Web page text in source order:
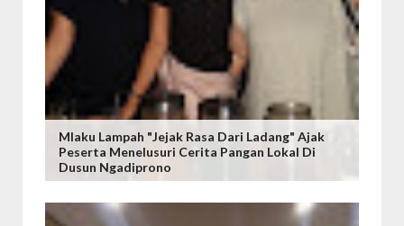
Mlaku Lampah "Jejak Rasa Dari Ladang" Ajak
Peserta Menelusuri Cerita Pangan Lokal Di
Dusun Ngadiprono